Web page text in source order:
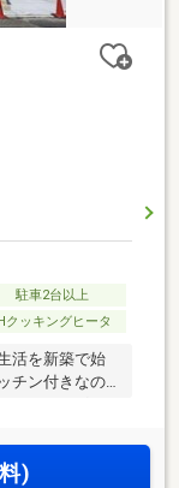
駐車2台以上
IHクッキングヒータ
活を新築で始
チン付きなの
ぎを防げま
られていま
)